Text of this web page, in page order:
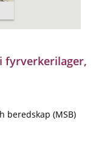
fyrverkerilager,
beredskap (MSB)